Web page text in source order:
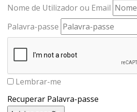
Nome de Utilizador ou Email
Palavra-passe
Lembrar-me
Recuperar Palavra-passe